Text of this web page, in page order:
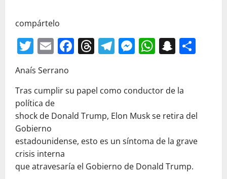
compártelo
Twitter
EmailFacebook
Threads
Telegram
Messenger
Anaís Serrano
Tras cumplir su papel como conductor de la
política de
shock de Donald Trump, Elon Musk se retira del
Gobierno
estadounidense, esto es un síntoma de la grave
crisis interna
que atravesaría el Gobierno de Donald Trump.